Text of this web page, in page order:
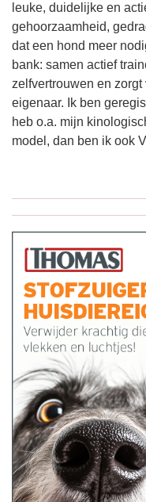
leuke, duidelijke en
gehoorzaamheid,
dat een hond meer
bank: samen actief
zelfvertrouwen en
eigenaar. Ik ben
heb o.a. mijn
model, dan ben ik ook